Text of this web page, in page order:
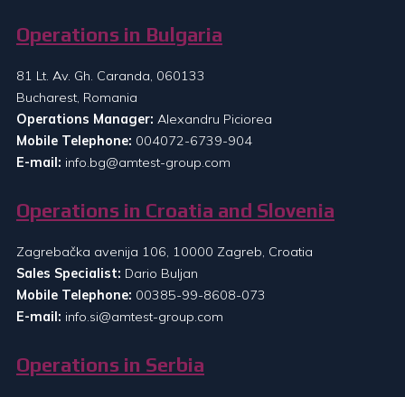
Operations in Bulgaria
81 Lt. Av. Gh. Caranda, 060133
Bucharest, Romania
Operations Manager: Alexandru Piciorea
Mobile Telephone: 004072-6739-904
E-mail: info.bg@amtest-group.com
Operations in Croatia and Slovenia
Zagrebačka avenija 106, 10000 Zagreb, Croatia
Sales Specialist: Dario Buljan
Mobile Telephone: 00385-99-8608-073
E-mail: info.si@amtest-group.com
Operations in Serbia